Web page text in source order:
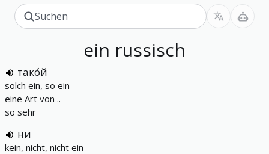
ein russisch
тако́й
solch ein, so ein
eine Art von ..
so sehr
ни
kein, nicht, nicht ein